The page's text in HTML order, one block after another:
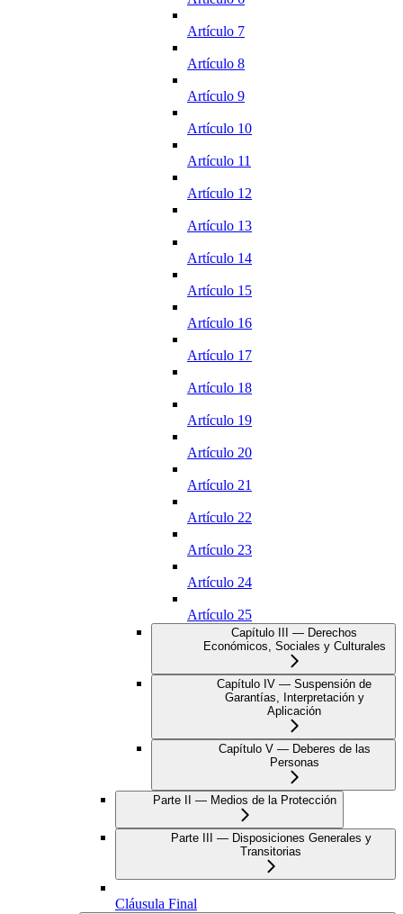
Artículo 7
Artículo 8
Artículo 9
Artículo 10
Artículo 11
Artículo 12
Artículo 13
Artículo 14
Artículo 15
Artículo 16
Artículo 17
Artículo 18
Artículo 19
Artículo 20
Artículo 21
Artículo 22
Artículo 23
Artículo 24
Artículo 25
Capítulo III — Derechos
Económicos, Sociales y Culturales
Capítulo IV — Suspensión de
Garantías, Interpretación y
Aplicación
Capítulo V — Deberes de las
Personas
Parte II — Medios de la Protección
Parte III — Disposiciones Generales y
Transitorias
Cláusula Final